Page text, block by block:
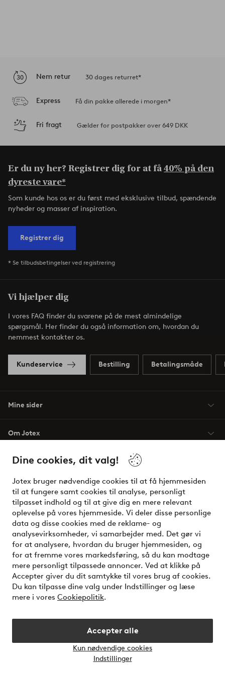
Dine cookies, dit valg!
Jotex bruger nødvendige cookies til at få hjemmesiden
til at fungere samt cookies til analyse, personligt
tilpasset indhold og til at give dig en mere relevant
oplevelse på vores hjemmeside. Vi deler disse personlige
data og disse cookies med de reklame- og
analysevirksomheder, vi samarbejder med. Det gør vi
for at analysere, hvordan du bruger hjemmesiden, og
for at fremme vores markedsføring, så du kan modtage
mere personligt tilpassede annoncer. Ved at klikke på
Accepter giver du dit samtykke til vores brug af cookies.
Du kan tilpasse dine valg under Indstillinger og læse
mere i vores Cookiepolitik.
Accepter alle
Kun nødvendige cookies
Indstillinger
Nem retur 30 dages returret*
Express Få din pakke allerede i morgen*
Fri fragt Gælder for postpakker over 649 DKK
Er du ny her? Registrer dig for at få40% på den
dyreste vare*
Som kunde hos os er du først med eksklusive tilbud, spændende
nyheder og masser af inspiration.
Registrer dig
* Se tilbudsbetingelser ved registrering
Vi hjælper dig
I vores FAQ finder du svarene på de mest almindelige
spørgsmål. Her finder du også information om, hvordan du
nemmest kontakter os.
Kundeservice Bestilling Betalingsmåde
Mine sider
Om Jotex
Vilkår
Venner
Sikre betalinger - betal nu eller del op
Vil du vide mere om vores betalingsmuligheder?
elpy